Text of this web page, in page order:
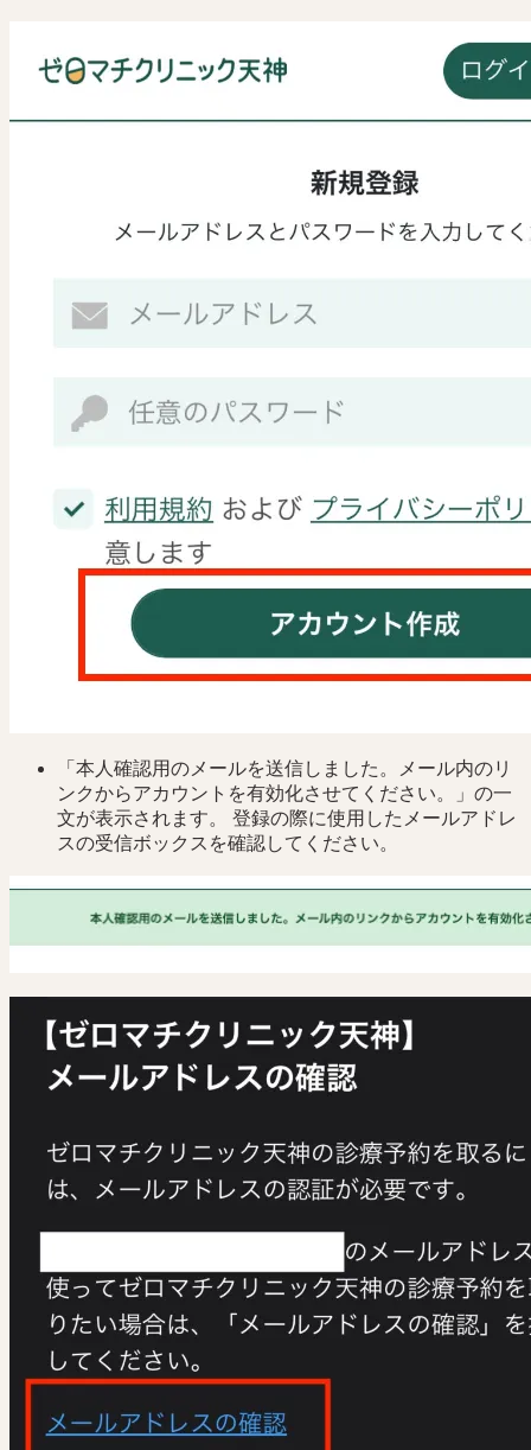
「本人確認用のメールを送信しました。メール内のリ
ンクからアカウントを有効化させてください。」の一
文が表示されます。 登録の際に使用したメールアドレ
スの受信ボックスを確認してください。